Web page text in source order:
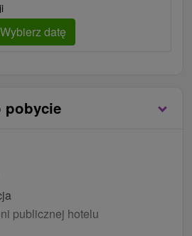
Wybierz datę
pobycie
publicznej hotelu